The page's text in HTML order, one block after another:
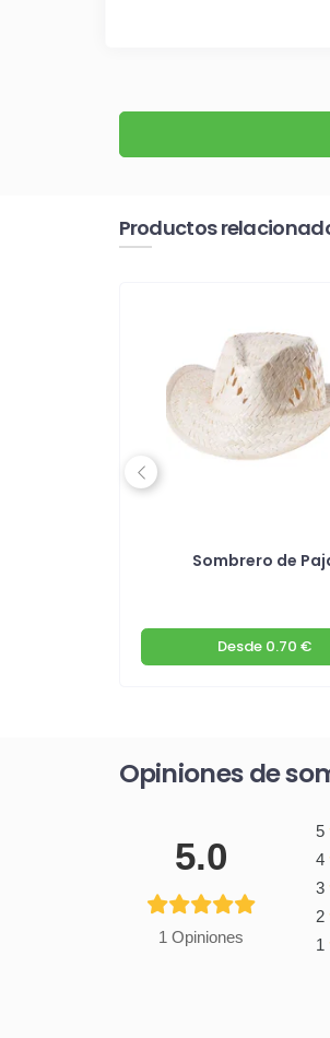
Productos
Sombrero de
Desde0.70 €
Previous
Opiniones de
5.0
1 Opiniones
5
4
3
2
1